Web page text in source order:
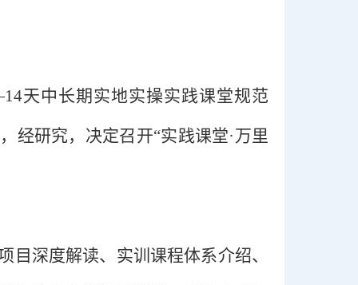
天中长期实地实操实践课堂规范
经研究，决定召开“实践课堂·万里
深度解读、实训课程体系介绍、